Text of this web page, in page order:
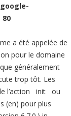
80
a été appelée de
pour le domaine
généralement
trop tôt. Les
l’action
init
ou
(en) pour plus